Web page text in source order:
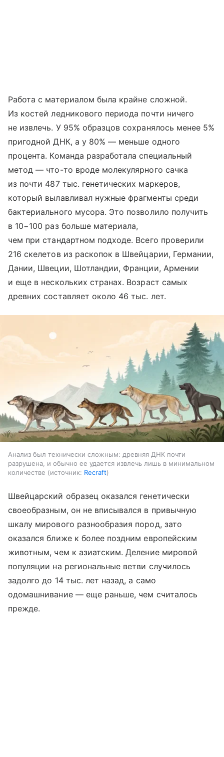
Работа с материалом была крайне сложной.
Из костей ледникового периода почти ничего
не извлечь. У 95% образцов сохранялось менее 5%
пригодной ДНК, а у 80% — меньше одного
процента. Команда разработала специальный
метод — что-то вроде молекулярного сачка
из почти 487 тыс. генетических маркеров,
который вылавливал нужные фрагменты среди
бактериального мусора. Это позволило получить
в 10−100 раз больше материала,
чем при стандартном подходе. Всего проверили
216 скелетов из раскопок в Швейцарии, Германии,
Дании, Швеции, Шотландии, Франции, Армении
и еще в нескольких странах. Возраст самых
древних составляет около 46 тыс. лет.
Анализ был технически сложным: древняя ДНК почти
разрушена, и обычно ее удается извлечь лишь в минимальном
количестве
источник: Recraft
Швейцарский образец оказался генетически
своеобразным, он не вписывался в привычную
шкалу мирового разнообразия пород, зато
оказался ближе к более поздним европейским
животным, чем к азиатским. Деление мировой
популяции на региональные ветви случилось
задолго до 14 тыс. лет назад, а само
одомашнивание — еще раньше, чем считалось
прежде.